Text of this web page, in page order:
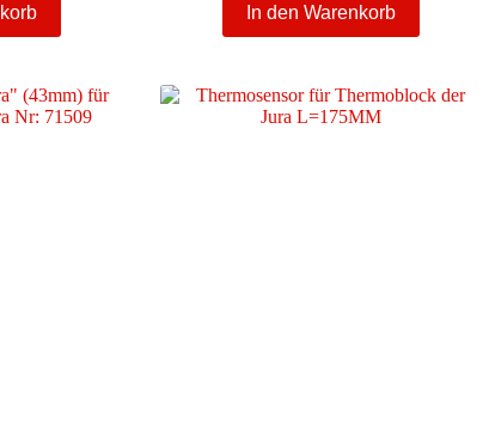
In den Warenkorb